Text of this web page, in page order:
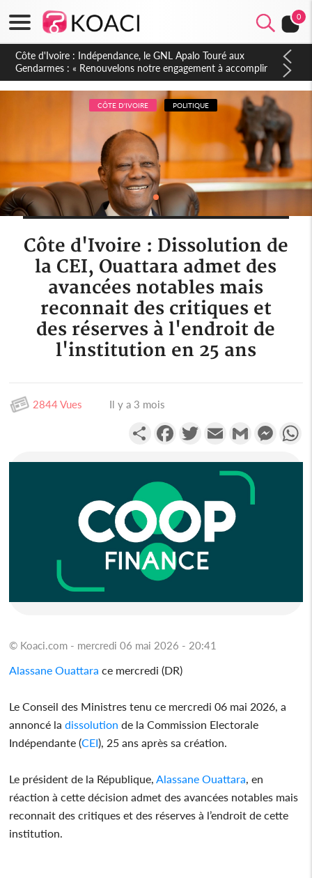
0
Sierra Leone : Un projet de réforme constitutionnelle en
gestation, points clés des amendements, un exclu d'avance
CÔTE D'IVOIRE POLITIQUE
Côte d'Ivoire : Dissolution de
la CEI, Ouattara admet des
avancées notables mais
reconnait des critiques et
des réserves à l'endroit de
l'institution en 25 ans
2844 Vues Il y a 3 mois
PartagerFacebookTwitterEmail Gmail
© Koaci.com - mercredi 06 mai 2026 - 20:41
Alassane Ouattara ce mercredi (DR)
Le Conseil des Ministres tenu ce mercredi 06 mai 2026, a
annoncé ladissolution de la Commission Electorale
Indépendante (CEI), 25 ans après sa création.
Le président de la République, Alassane Ouattara , en
réaction à cette décision admet des avancées notables mais
reconnait des critiques et des réserves à l’endroit de cette
institution.